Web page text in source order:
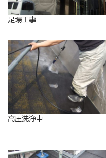
足場工事
高圧洗浄中